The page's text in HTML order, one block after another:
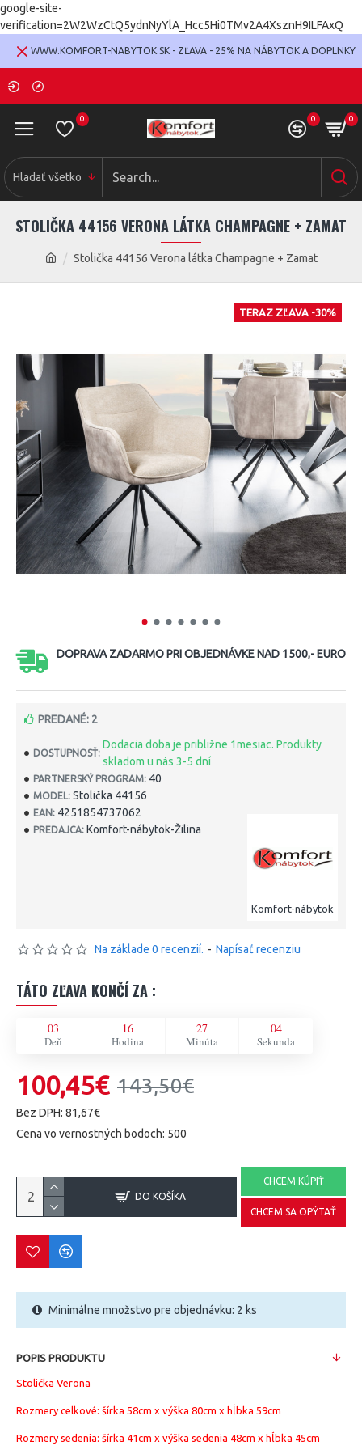
google-site-
verification=2W2WzCtQ5ydnNyYlA_Hcc5Hi0TMv2A4XsznH9ILFAxQ
WWW.KOMFORT-NABYTOK.SK - ZĽAVA - 25% NA NÁBYTOK A DOPLNKY
0 0 0
Hladať všetko
Stolička 44156 Verona látka Champagne + Zamat
STOLIČKA 44156 VERONA LÁTKA CHAMPAGNE + ZAMAT
TERAZ ZĽAVA -30%
DOPRAVA ZADARMO PRI OBJEDNÁVKE NAD 1500,- EURO
DOSTUPNOSŤ:
Dodacia doba je približne 1mesiac. Produkty
skladom u nás 3-5 dní
PARTNERSKÝ PROGRAM: 40
MODEL: Stolička 44156
EAN: 4251854737062
PREDAJCA: Komfort-nábytok-Žilina
Komfort-nábytok
PREDANÉ: 2
Na základe 0 recenzií. - Napísať recenziu
TÁTO ZĽAVA KONČÍ ZA :
03
Deň
16
Hodina
27
Minúta
04
Sekunda
100,45€ 143,50€
Bez DPH: 81,67€
Cena vo vernostných bodoch: 500
DO KOŠÍKA
CHCEM KÚPIŤ
CHCEM SA OPÝTAŤ
Minimálne množstvo pre objednávku: 2 ks
POPIS PRODUKTU
Stolička Verona
Rozmery celkové: šírka 58cm x výška 80cm x hĺbka 59cm
Rozmery sedenia: šírka 41cm x výška sedenia 48cm x hĺbka 45cm